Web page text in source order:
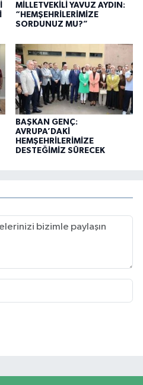
MİLLETVEKİLİ YAVUZ AYDIN:
“HEMŞEHRİLERİMİZE
SORDUNUZ MU?”
BAŞKAN GENÇ:
AVRUPA’DAKİ
HEMŞEHRİLERİMİZE
DESTEĞİMİZ SÜRECEK